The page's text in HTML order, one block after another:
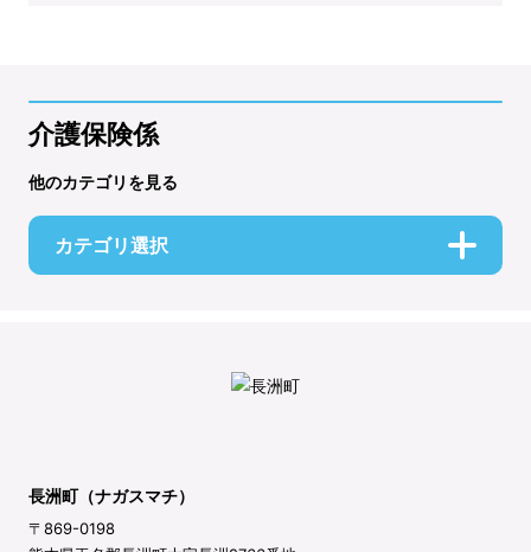
介護保険係
他のカテゴリを見る
カテゴリ選択
長洲町（ナガスマチ）
〒869-0198